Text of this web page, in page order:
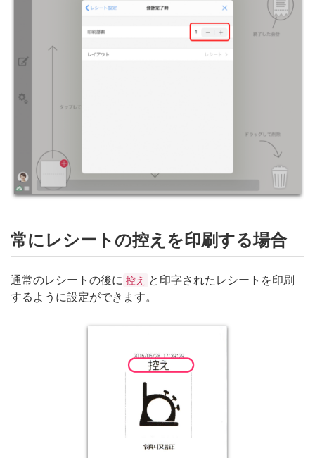
常にレシートの控えを印刷する場合
通常のレシートの後に 控え
と印字されたレシートを印刷
するように設定ができます。